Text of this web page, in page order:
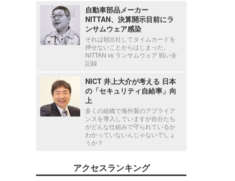
自動車部品メーカー
NITTAN、決算開示目前にラ
ンサムウェア感染
それは朝出社してタイムカードを
押せないことからはじまった。
NITTAN vs ランサムウェア 戦い全
記録
NICT 井上大介が考える 日本
の「セキュリティ自給率」向
上
多くの組織で海外製のアプライア
ンスを導入していますが自分たち
がどんな仕組みで守られているか
わかっていないんじゃないでしょ
うか？
アクセスランキング